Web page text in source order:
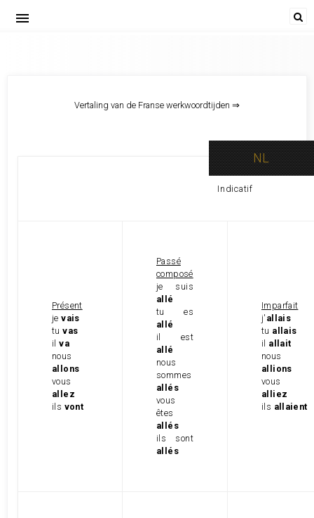
menu
Vertaling van de Franse werkwoordtijden ⇒
NL
Indicatif
Présent
jevais
tuvas
ilva
nous
allons
vous
allez
ils vont
Passé
composé
je suis
allé
tu es
allé
il est
allé
nous
sommes
allés
vous
êtes
allés
ils sont
allés
Imparfait
j' allais
tu allais
il allait
nous
allions
vous
alliez
ils allaient